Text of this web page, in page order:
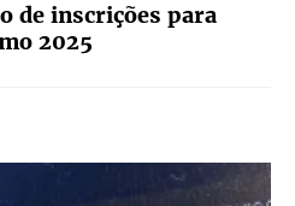
de inscrições para
2025